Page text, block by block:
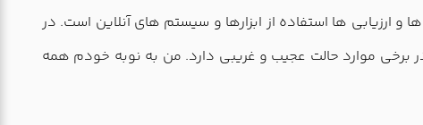
ارزیابی ها استفاده از ابزارها و سیستم های آنلاین است. در
برخی موارد حالت عجیب و غریبی دارد. من به نوبه خودم همه